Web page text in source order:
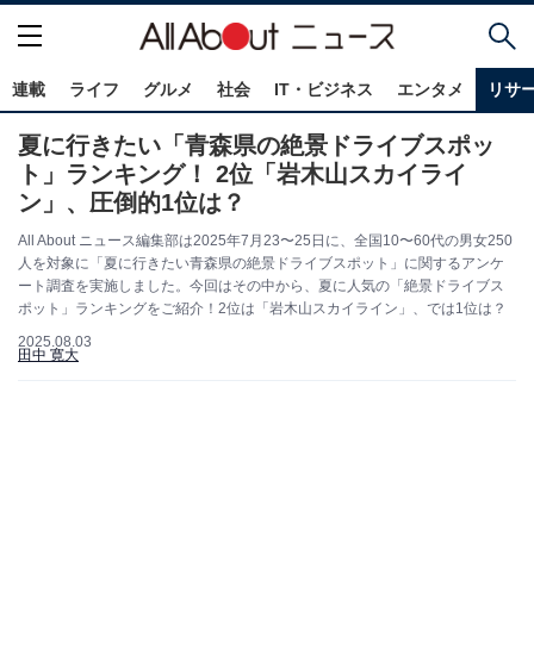
連載 ライフ グルメ 社会 IT・ビジネス エンタメ リサ
夏に行きたい「青森県の絶景ドライブスポッ
ト」ランキング！ 2位「岩木山スカイライ
ン」、圧倒的1位は？
All About ニュース編集部は2025年7月23〜25日に、全国10〜60代の男女250
人を対象に「夏に行きたい青森県の絶景ドライブスポット」に関するアンケ
ート調査を実施しました。今回はその中から、夏に人気の「絶景ドライブス
ポット」ランキングをご紹介！2位は「岩木山スカイライン」、では1位は？
2025.08.03
田中 寛大